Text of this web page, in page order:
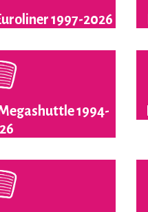
1997-2026
1994-